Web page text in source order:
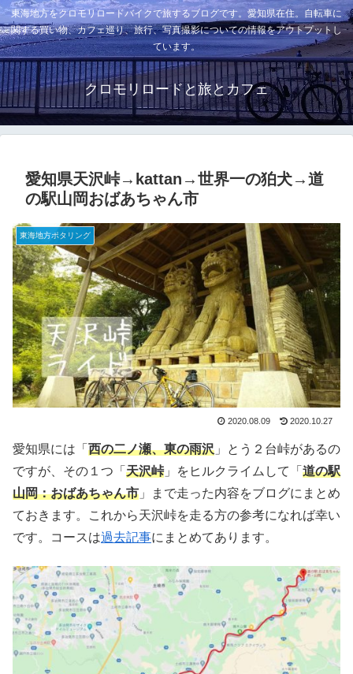
東海地方をクロモリロードバイクで旅するブログです。愛知県在住。自転車に
関する買い物、カフェ巡り、旅行、写真撮影についての情報をアウトプットし
ています。
クロモリロードと旅とカフェ
愛知県天沢峠→kattan→世界一の狛犬→道
の駅山岡おばあちゃん市
東海地方ポタリング
2020.08.09 2020.10.27
愛知県には「 西の二ノ瀬、東の雨沢 」とう２台峠があるの
ですが、その１つ「 天沢峠」をヒルクライムして「 道の駅
山岡：おばあちゃん市 」まで走った内容をブログにまとめ
ておきます。これから天沢峠を走る方の参考になれば幸い
です。コースは過去記事にまとめてあります。